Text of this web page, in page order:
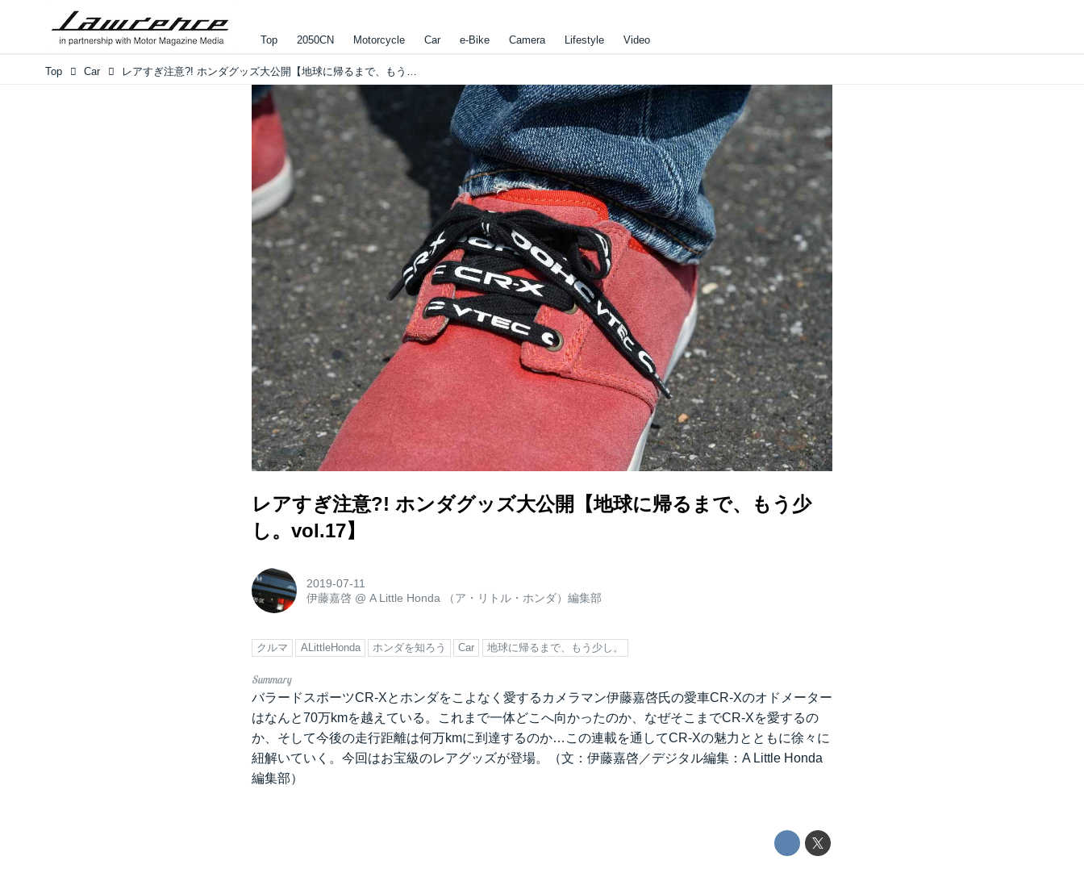
Top 2050CN Motorcycle Car e-Bike Camera Lifestyle Video
Top Car レアすぎ注意?! ホンダグッズ大公開【地球に帰るまで、もう少し。vol.17】
レアすぎ注意?! ホンダグッズ大公開【地球に帰るまで、もう少
し。vol.17】
2019-07-11
伊藤嘉啓 @A Little Honda （ア・リトル・ホンダ）編集部
クルマ ALittleHonda ホンダを知ろう Car 地球に帰るまで、もう少し。
バラードスポーツCR-Xとホンダをこよなく愛するカメラマン伊藤嘉啓氏の愛車CR-Xのオドメーター
はなんと70万kmを越えている。これまで一体どこへ向かったのか、なぜそこまでCR-Xを愛するの
か、そして今後の走行距離は何万kmに到達するのか…この連載を通してCR-Xの魅力とともに徐々に
紐解いていく。今回はお宝級のレアグッズが登場。（文：伊藤嘉啓／デジタル編集：A Little Honda
編集部）